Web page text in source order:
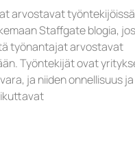
arvostavat
Staffgate blogia,
työnantajat arvostavat
Työntekijät ovat
ja niiden onnellisuus ja